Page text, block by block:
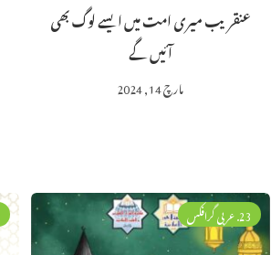
عنقریب میری امت میں ایسے لوگ بھی
آئیں گے
مارچ 14, 2024
23. عربی گرافکس